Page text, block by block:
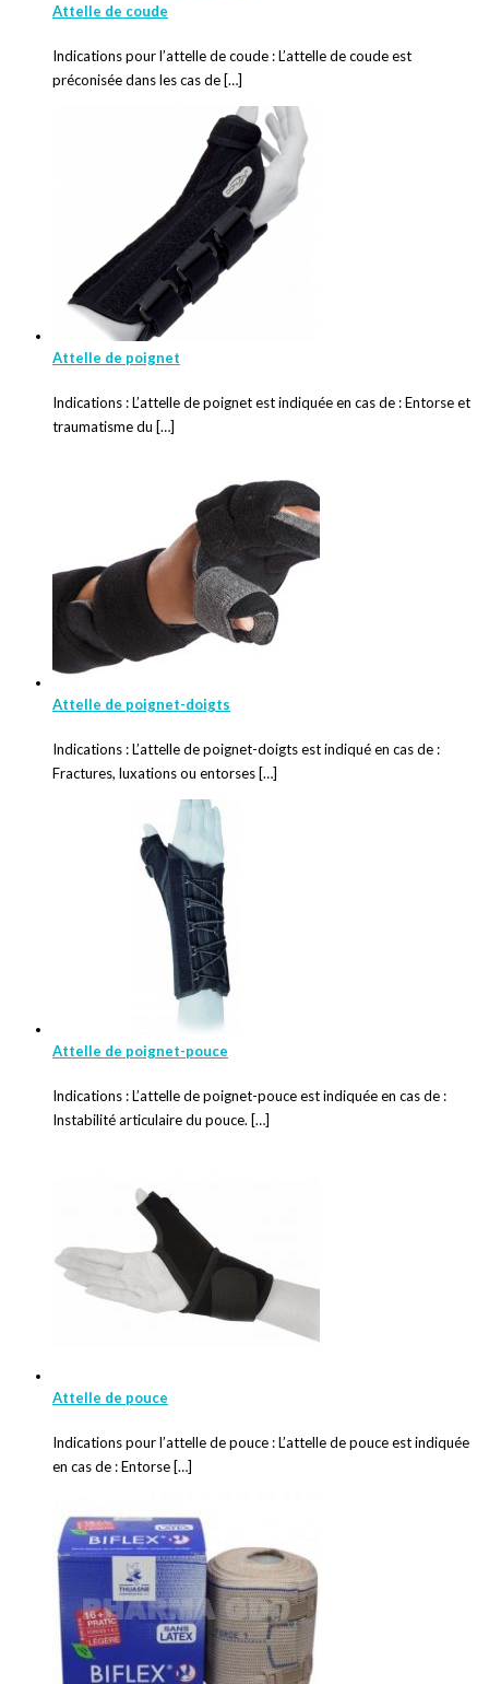
Attelle de coude
Indications pour l’attelle de coude : L’attelle de coude est
préconisée dans les cas de […]
Attelle de poignet
Indications : L’attelle de poignet est indiquée en cas de : Entorse et
traumatisme du […]
Attelle de poignet-doigts
Indications : L’attelle de poignet-doigts est indiqué en cas de :
Fractures, luxations ou entorses […]
Attelle de poignet-pouce
Indications : L’attelle de poignet-pouce est indiquée en cas de :
Instabilité articulaire du pouce. […]
Attelle de pouce
Indications pour l’attelle de pouce : L’attelle de pouce est indiquée
en cas de : Entorse […]